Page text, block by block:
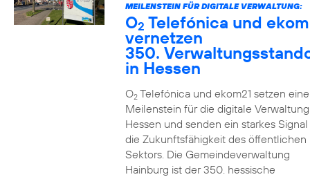
MEILENSTEIN FÜR DIGITALE VERWALTUNG:
O2 Telefónica und
vernetzen
350.
in Hessen
O2Telefónica und ekom21 setzen
Meilenstein für die digitale
Hessen und senden ein starkes
die Zukunftsfähigkeit des öffentlichen
Sektors. Die Gemeindeverwaltung
Hainburg ist der 350. hessische